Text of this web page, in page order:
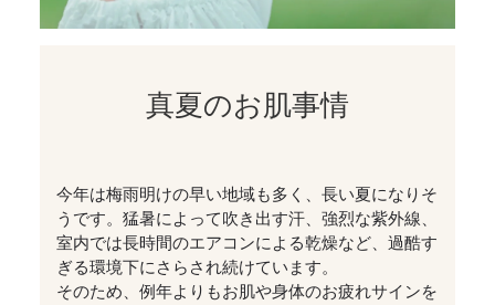
真夏のお肌事情
今年は梅雨明けの早い地域も多く、長い夏になりそ
うです。猛暑によって吹き出す汗、強烈な紫外線、
室内では長時間のエアコンによる乾燥など、過酷す
ぎる環境下にさらされ続けています。
そのため、例年よりもお肌や身体のお疲れサインを